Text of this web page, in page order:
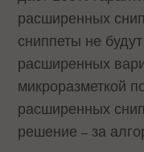
расширенных
сниппеты не
расширенных
микроразметкой
расширенных
решение– за